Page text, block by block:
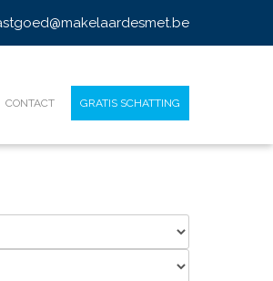
CONTACT GRATIS SCHATTING